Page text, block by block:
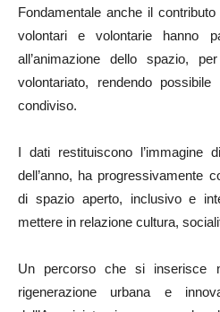
Fondamentale anche il
volontari e volontarie hanno
all’animazione dello spazio,
volontariato, rendendo
condiviso.
I dati restituiscono
dell’anno, ha progressivamente
di spazio aperto, inclusivo e
mettere in relazione cultura,
Un percorso che si inserisce
rigenerazione urbana e